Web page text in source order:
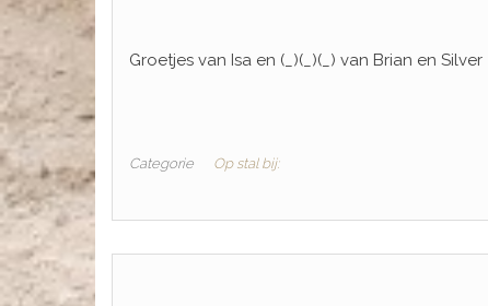
Groetjes van Isa en (_)(_)(_) van Brian en Silver
Categorie Op stal bij: